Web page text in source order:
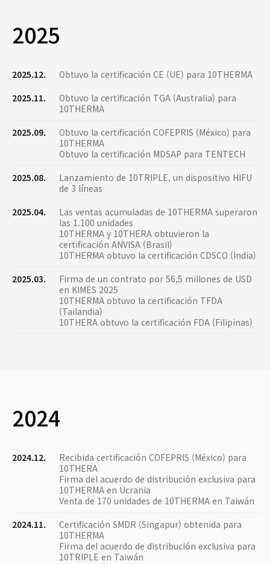
2025
2025.12.
Obtuvo la certificación CE (UE) para 10THERMA
2025.11.
Obtuvo la certificación TGA (Australia) para
10THERMA
2025.09.
Obtuvo la certificación COFEPRIS (México) para
10THERMA
Obtuvo la certificación MDSAP para TENTECH
2025.08.
Lanzamiento de 10TRIPLE, un dispositivo HIFU
de 3 líneas
2025.04.
Las ventas acumuladas de 10THERMA superaron
las 1.100 unidades
10THERMA y 10THERA obtuvieron la
certificación ANVISA (Brasil)
10THERMA obtuvo la certificación CDSCO (India)
2025.03.
Firma de un contrato por 56,5 millones de USD
en KIMES 2025
10THERMA obtuvo la certificación TFDA
(Tailandia)
10THERA obtuvo la certificación FDA (Filipinas)
2024
2024.12.
Recibida certificación COFEPRIS (México) para
10THERA
Firma del acuerdo de distribución exclusiva para
10THERMA en Ucrania
Venta de 170 unidades de 10THERMA en Taiwán
2024.11.
Certificación SMDR (Singapur) obtenida para
10THERMA
Firma del acuerdo de distribución exclusiva para
10TRIPLE en Taiwán